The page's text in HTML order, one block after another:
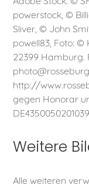
powerstock, ©
Sliver, © John
powell83, Foto: ©
22399 Hamburg.
http://
gegen Honorar
Weitere
Alle weiteren